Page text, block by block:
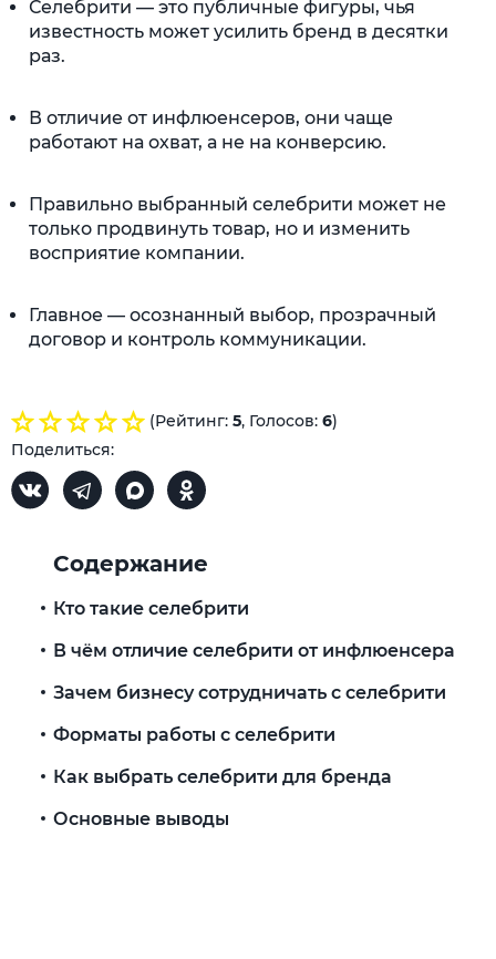
Селебрити — это публичные фигуры, чья
известность может усилить бренд в десятки
раз.
В отличие от инфлюенсеров, они чаще
работают на охват, а не на конверсию.
Правильно выбранный селебрити может не
только продвинуть товар, но и изменить
восприятие компании.
Главное — осознанный выбор, прозрачный
договор и контроль коммуникации.
(Рейтинг: 5, Голосов: 6)
Поделиться:
Содержание
Кто такие селебрити
В чём отличие селебрити от инфлюенсера
Зачем бизнесу сотрудничать с селебрити
Форматы работы с селебрити
Как выбрать селебрити для бренда
Основные выводы